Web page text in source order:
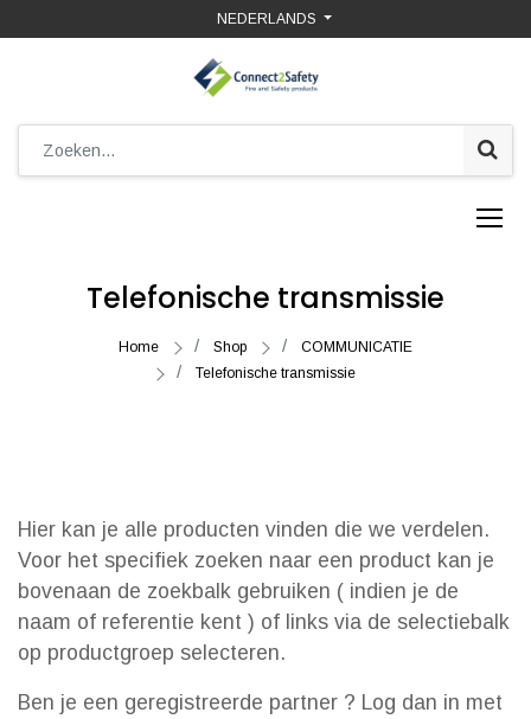
NEDERLANDS
Telefonische transmissie
Home Shop
COMMUNICATIE
Telefonische transmissie
Hier kan je alle producten vinden die we verdelen.
Voor het specifiek zoeken naar een product kan je
bovenaan de zoekbalk gebruiken ( indien je de
naam of referentie kent ) of links via de selectiebalk
op productgroep selecteren.
Ben je een geregistreerde partner ? Log dan in met